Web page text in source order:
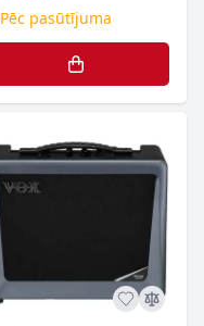
Pēc pasūtījuma